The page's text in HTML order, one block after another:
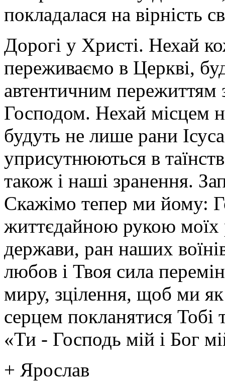
покладалася на вірність
Дорогі у Христі. Нехай
переживаємо в Церкві,
автентичним пережиттям
Господом. Нехай місцем
будуть не лише рани
уприсутнюються в
також і наші зранення.
Скажімо тепер ми йому:
життєдайною рукою моїх
держави, ран наших
любов і Твоя сила
миру, зцілення, щоб ми
серцем покланятися
«Ти - Господь мій і Бог
+ Ярослав